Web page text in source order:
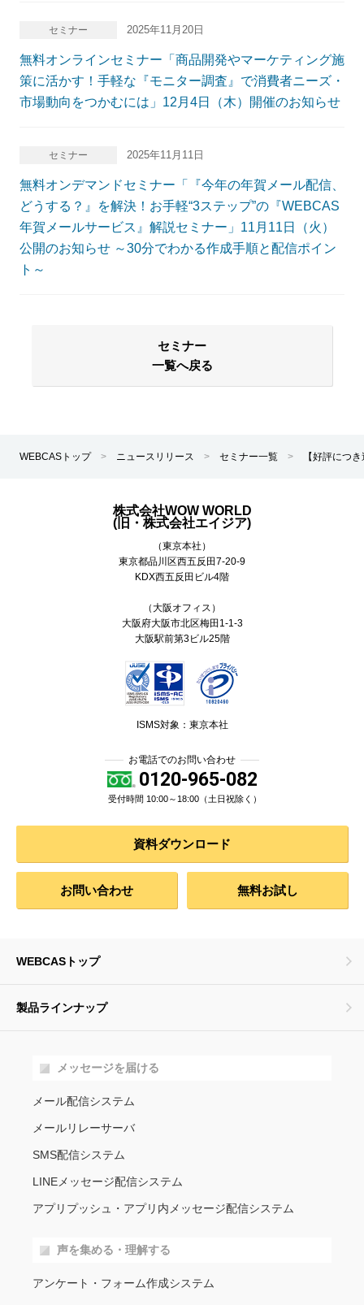
セミナー 2025年11月20日
無料オンラインセミナー「商品開発やマーケティング施
策に活かす！手軽な『モニター調査』で消費者ニーズ・
市場動向をつかむには」12月4日（木）開催のお知らせ
セミナー 2025年11月11日
無料オンデマンドセミナー「『今年の年賀メール配信、
どうする？』を解決！お手軽“3ステップ”の『WEBCAS
年賀メールサービス』解説セミナー」11月11日（火）
公開のお知らせ ～30分でわかる作成手順と配信ポイン
ト～
セミナー
一覧へ戻る
WEBCASトップ > ニュースリリース > セミナー一覧 > 【好評につ
株式会社WOW WORLD
(旧・株式会社エイジア)
（東京本社）
東京都品川区西五反田7-20-9
KDX西五反田ビル4階
（大阪オフィス）
大阪府大阪市北区梅田1-1-3
大阪駅前第3ビル25階
ISMS対象：東京本社
お電話でのお問い合わせ
0120-965-082
受付時間 10:00～18:00（土日祝除く）
資料ダウンロード
お問い合わせ 無料お試し
WEBCASトップ
製品ラインナップ
メッセージを届ける
メール配信システム
メールリレーサーバ
SMS配信システム
LINEメッセージ配信システム
アプリプッシュ・アプリ内メッセージ配信システム
声を集める・理解する
アンケート・フォーム作成システム